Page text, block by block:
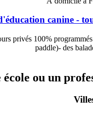
canine -
privés 100%
paddle)- des
ou un